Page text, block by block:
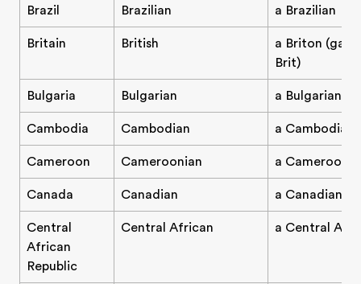
Brazil Brazilian a Brazilian
Britain British
a Briton
Brit)
Bulgaria Bulgarian a Bulgarian
Cambodia Cambodian a Cambodian
Cameroon Cameroonian a
Canada Canadian a Canadian
Central
African
Republic
Central African a Central